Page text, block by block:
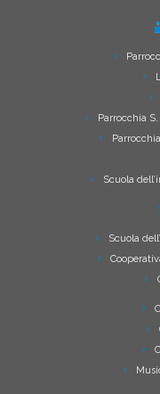
Parrocchia
Scuola
Scuola